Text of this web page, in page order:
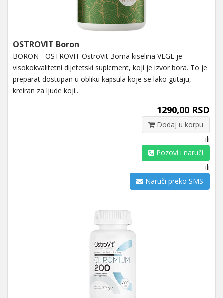
OSTROVIT Boron
BORON - OSTROVIT OstroVit Borna kiselina VEGE je
visokokvalitetni dijetetski suplement, koji je izvor bora. To je
preparat dostupan u obliku kapsula koje se lako gutaju,
kreiran za ljude koji...
1290,00 RSD
Dodaj u korpu
ili
Pozovi i naruči
ili
Naruči preko SMS